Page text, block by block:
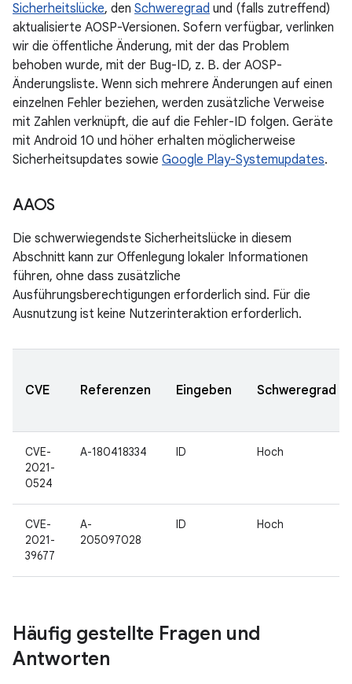
Sicherheitslücke, den Schweregrad und (falls zutreffend)
aktualisierte AOSP-Versionen. Sofern verfügbar, verlinken
wir die öffentliche Änderung, mit der das Problem
behoben wurde, mit der Bug-ID, z. B. der AOSP-
Änderungsliste. Wenn sich mehrere Änderungen auf einen
einzelnen Fehler beziehen, werden zusätzliche Verweise
mit Zahlen verknüpft, die auf die Fehler-ID folgen. Geräte
mit Android 10 und höher erhalten möglicherweise
Sicherheitsupdates sowie Google Play-Systemupdates.
AAOS
Die schwerwiegendste Sicherheitslücke in diesem
Abschnitt kann zur Offenlegung lokaler Informationen
führen, ohne dass zusätzliche
Ausführungsberechtigungen erforderlich sind. Für die
Ausnutzung ist keine Nutzerinteraktion erforderlich.
CVE Referenzen Eingeben Schweregrad
CVE-
2021-
0524
A-180418334 ID Hoch
CVE-
2021-
39677
A-
205097028
ID Hoch
Häufig gestellte Fragen und
Antworten